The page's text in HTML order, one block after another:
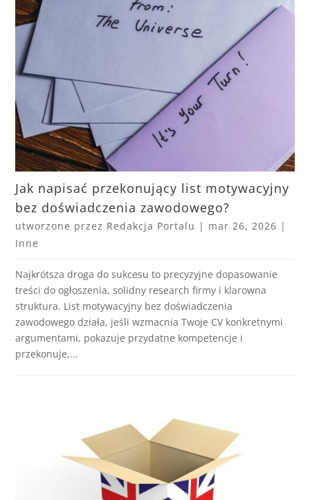
Jak napisać przekonujący list motywacyjny
bez doświadczenia zawodowego?
utworzone przez Redakcja Portalu | mar 26, 2026 |
Inne
Najkrótsza droga do sukcesu to precyzyjne dopasowanie
treści do ogłoszenia, solidny research firmy i klarowna
struktura. List motywacyjny bez doświadczenia
zawodowego działa, jeśli wzmacnia Twoje CV konkretnymi
argumentami, pokazuje przydatne kompetencje i
przekonuje,...